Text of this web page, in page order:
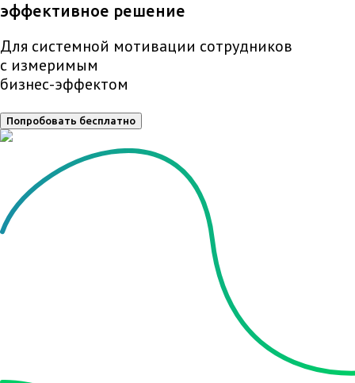
эффективное решение
Для системной мотивации сотрудников
с измеримым
бизнес-эффектом
Попробовать бесплатно